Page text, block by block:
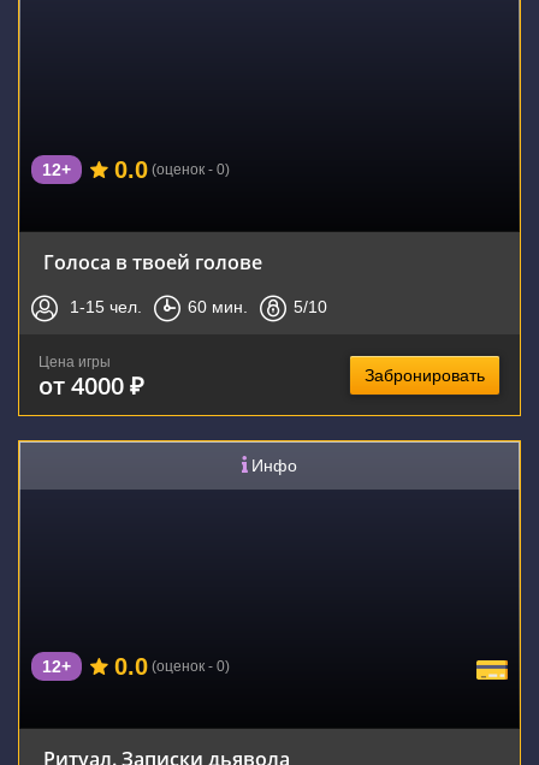
12+ 0.0 (оценок - 0)
Голоса в твоей голове
1-15 чел. 60 мин. 5/10
Цена игры
от 4000 ₽ Забронировать
Инфо
12+ 0.0 (оценок - 0)
Ритуал. Записки дьявола